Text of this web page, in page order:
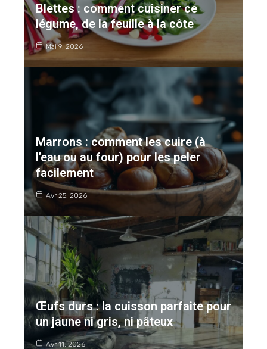
Blettes : comment cuisiner ce
légume, de la feuille à la côte
Mai 9, 2026
Marrons : comment les cuire (à
l’eau ou au four) pour les peler
facilement
Avr 25, 2026
Œufs durs : la cuisson parfaite pour
un jaune ni gris, ni pâteux
Avr 11, 2026